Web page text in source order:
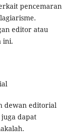
pencemaran
editor atau
ini.
dewan editorial
dapat